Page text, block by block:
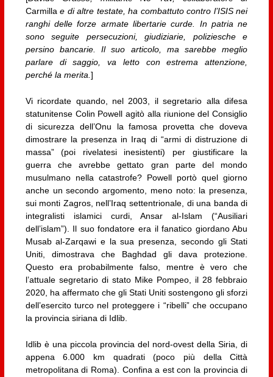
Carmillae di altre testate, ha combattuto contro l’ISIS nei
ranghi delle forze armate libertarie curde. In patria ne
sono seguite persecuzioni, giudiziarie, poliziesche e
persino bancarie. Il suo articolo, ma sarebbe meglio
parlare di saggio, va letto con estrema attenzione,
perché la merita. ]
Vi ricordate quando, nel 2003, il segretario alla difesa
statunitense Colin Powell agitò alla riunione del Consiglio
di sicurezza dell’Onu la famosa provetta che doveva
dimostrare la presenza in Iraq di “armi di distruzione di
massa” (poi rivelatesi inesistenti) per giustificare la
guerra che avrebbe gettato gran parte del mondo
musulmano nella catastrofe? Powell portò quel giorno
anche un secondo argomento, meno noto: la presenza,
sui monti Zagros, nell’Iraq settentrionale, di una banda di
integralisti islamici curdi, Ansar al-Islam (“Ausiliari
dell’islam”). Il suo fondatore era il fanatico giordano Abu
Musab al-Zarqawi e la sua presenza, secondo gli Stati
Uniti, dimostrava che Baghdad gli dava protezione.
Questo era probabilmente falso, mentre è vero che
l’attuale segretario di stato Mike Pompeo, il 28 febbraio
2020, ha affermato che gli Stati Uniti sostengono gli sforzi
dell’esercito turco nel proteggere i “ribelli” che occupano
la provincia siriana di Idlib.
Idlib è una piccola provincia del nord-ovest della Siria, di
appena 6.000 km quadrati (poco più della Città
metropolitana di Roma). Confina a est con la provincia di